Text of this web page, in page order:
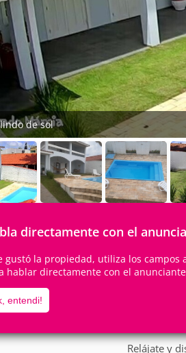
directamente con el
gustó la propiedad, utiliza los campos
hablar directamente con el
entendi!
de sol
16Personas 5
Casa
Relájate y